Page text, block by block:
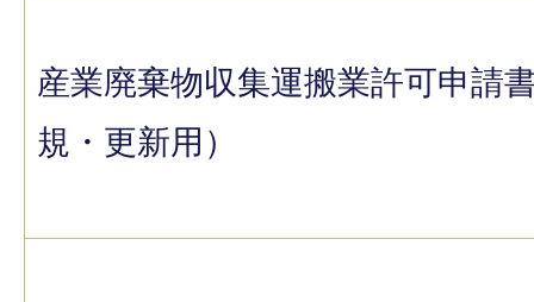
産業廃棄物収集運搬業許可申請
規・更新用）